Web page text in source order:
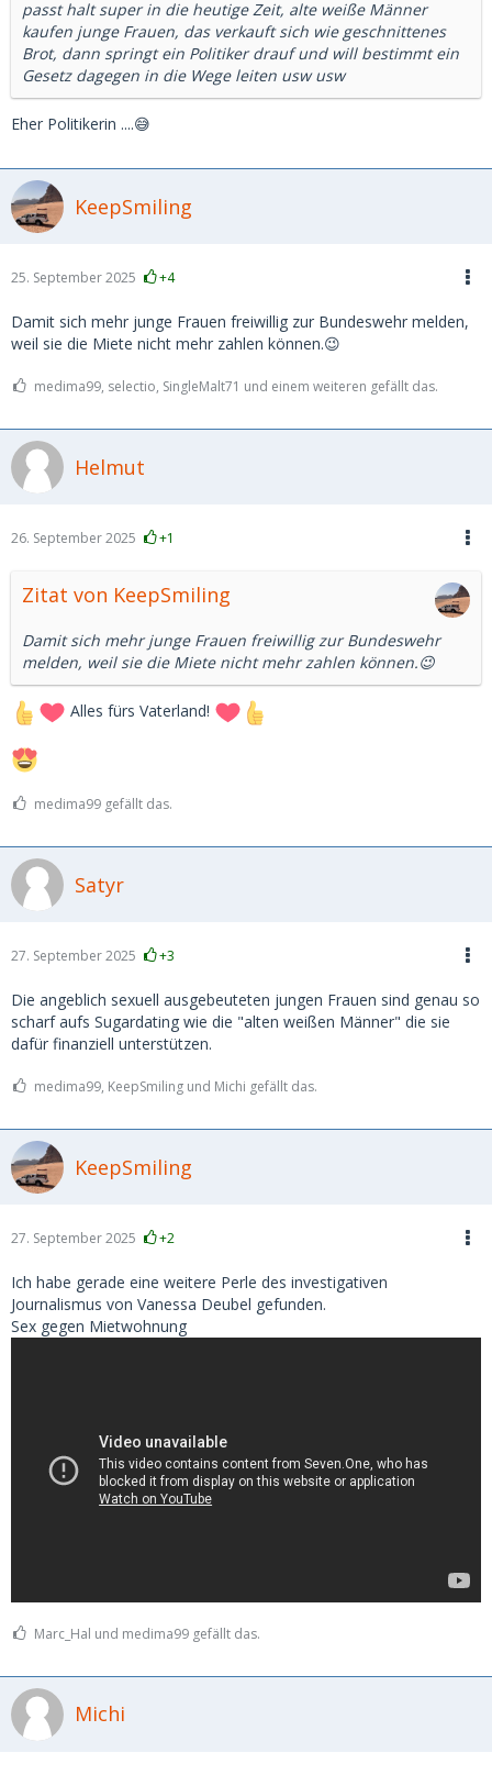
passt halt super in die heutige Zeit, alte weiße Männer
kaufen junge Frauen, das verkauft sich wie geschnittenes
Brot, dann springt ein Politiker drauf und will bestimmt ein
Gesetz dagegen in die Wege leiten usw usw
Eher Politikerin ....😅
KeepSmiling
25. September 2025 +4
Damit sich mehr junge Frauen freiwillig zur Bundeswehr melden,
weil sie die Miete nicht mehr zahlen können.😉
medima99, selectio, SingleMalt71 und einem weiteren gefällt das.
Helmut
26. September 2025 +1
Zitat von KeepSmiling
Damit sich mehr junge Frauen freiwillig zur Bundeswehr
melden, weil sie die Miete nicht mehr zahlen können.😉
Alles fürs Vaterland!
medima99 gefällt das.
Satyr
27. September 2025 +3
Die angeblich sexuell ausgebeuteten jungen Frauen sind genau so
scharf aufs Sugardating wie die "alten weißen Männer" die sie
dafür finanziell unterstützen.
medima99, KeepSmiling und Michi gefällt das.
KeepSmiling
27. September 2025 +2
Ich habe gerade eine weitere Perle des investigativen
Journalismus von Vanessa Deubel gefunden.
Sex gegen Mietwohnung
Marc_Hal und medima99 gefällt das.
Michi